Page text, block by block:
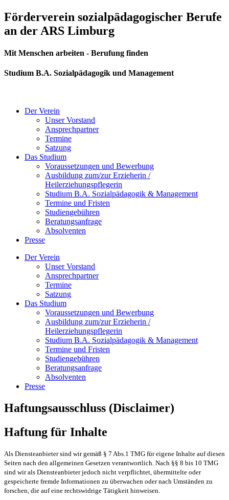
Zum
Inhalt
springen
Förderverein sozialpädagogischer Berufe
an der ARS Limburg
Mit Menschen arbeiten - Berufung finden
Studium B.A. Sozialpädagogik und Management
Der Verein
Unser Vorstand
Ansprechpartner
Termine
Satzung
Das Studium
Voraussetzungen und Bewerbung
Ausbildung zum/zur Erzieherin /
Heilerziehungspflegerin
Studium B.A. Sozialpädagogik & Management
Termine und Fristen
Studiengebühren
Beratungsanfrage
Absolventen
Presse
Der Verein
Unser Vorstand
Ansprechpartner
Termine
Satzung
Das Studium
Voraussetzungen und Bewerbung
Ausbildung zum/zur Erzieherin /
Heilerziehungspflegerin
Studium B.A. Sozialpädagogik & Management
Termine und Fristen
Studiengebühren
Beratungsanfrage
Absolventen
Presse
Haftungsausschluss (Disclaimer)
Haftung für Inhalte
Als Diensteanbieter sind wir gemäß § 7 Abs.1 TMG für eigene Inhalte auf diesen
Seiten nach den allgemeinen Gesetzen verantwortlich. Nach §§ 8 bis 10 TMG
sind wir als Diensteanbieter jedoch nicht verpflichtet, übermittelte oder
gespeicherte fremde Informationen zu überwachen oder nach Umständen zu
forschen, die auf eine rechtswidrige Tätigkeit hinweisen.